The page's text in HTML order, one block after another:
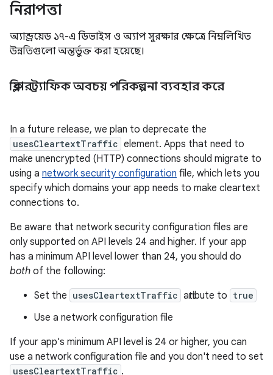
নিরাপত্তা
অ্যান্ড্রয়েড ১৭-এ ডিভাইস ও অ্যাপ সুরক্ষার ক্ষেত্রে নিম্নলিখিত
উন্নতিগুলো অন্তর্ভুক্ত করা হয়েছে।
ক্লিয়ারট্র্যাফিক অবচয় পরিকল্পনা ব্যবহার করে
In a future release, we plan to deprecate the
usesCleartextTraffic element. Apps that need to
make unencrypted (HTTP) connections should migrate to
using a network security configuration file, which lets you
specify which domains your app needs to make cleartext
connections to.
Be aware that network security configuration files are
only supported on API levels 24 and higher. If your app
has a minimum API level lower than 24, you should do
both of the following:
Set the usesCleartextTraffic attribute to true
Use a network configuration file
If your app's minimum API level is 24 or higher, you can
use a network configuration file and you don't need to set
usesCleartextTraffic .